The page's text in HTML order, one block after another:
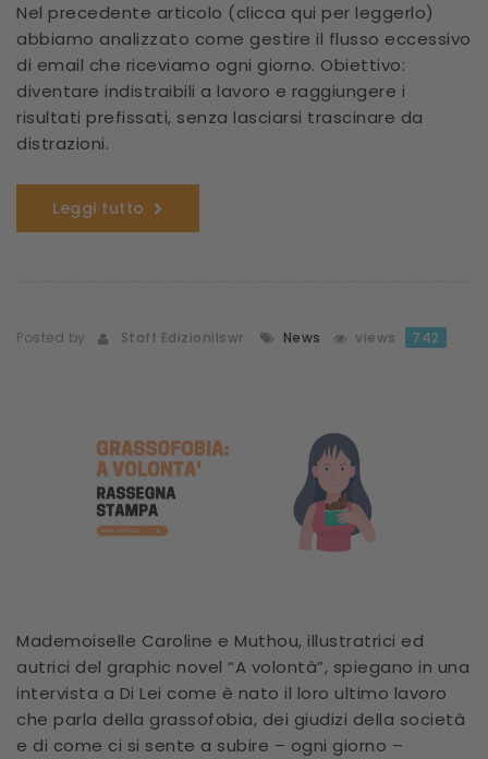
Nel precedente articolo (clicca qui per leggerlo)
abbiamo analizzato come gestire il flusso eccessivo
di email che riceviamo ogni giorno. Obiettivo:
diventare indistraibili a lavoro e raggiungere i
risultati prefissati, senza lasciarsi trascinare da
distrazioni.
Leggi tutto
Posted by Staff Edizionilswr News views 742
Mademoiselle Caroline e Muthou, illustratrici ed
autrici del graphic novel “A volontà”, spiegano in una
intervista a Di Lei come è nato il loro ultimo lavoro
che parla della grassofobia, dei giudizi della società
e di come ci si sente a subire – ogni giorno –